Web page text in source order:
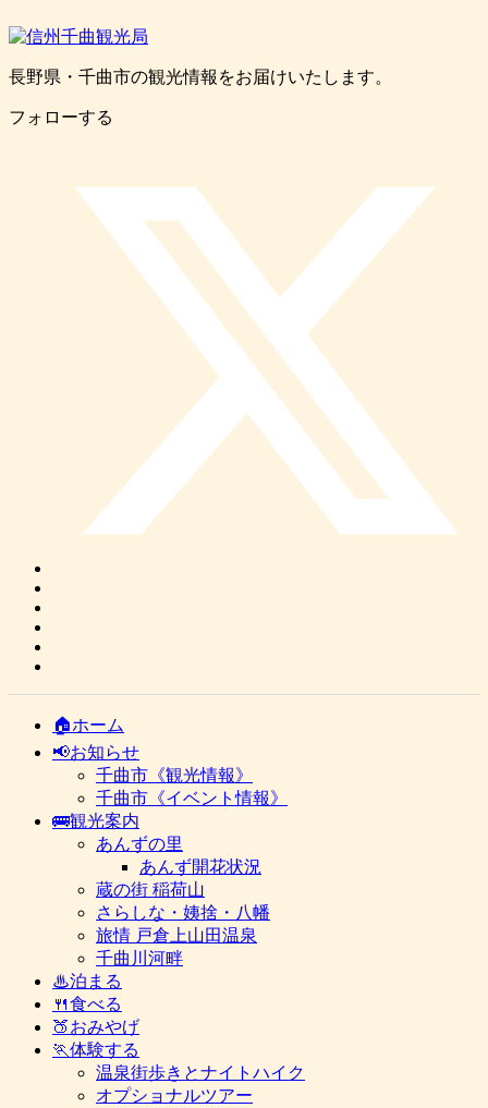
長野県・千曲市の観光情報をお届けいたします。
フォローする
🏠ホーム
📢お知らせ
千曲市《観光情報》
千曲市《イベント情報》
🚌観光案内
あんずの里
あんず開花状況
蔵の街 稲荷山
さらしな・姨捨・八幡
旅情 戸倉上山田温泉
千曲川河畔
♨泊まる
🍴食べる
🍑おみやげ
🏃体験する
温泉街歩きとナイトハイク
オプショナルツアー